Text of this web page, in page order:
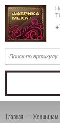
Главная — Женщинам